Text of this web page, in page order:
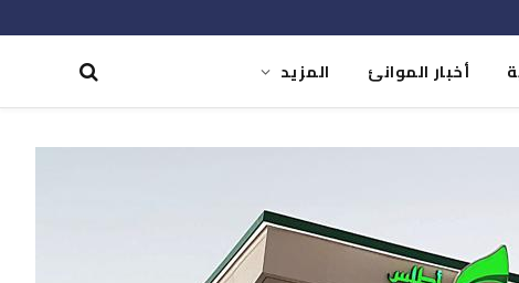
أخبار الموانئ المزيد